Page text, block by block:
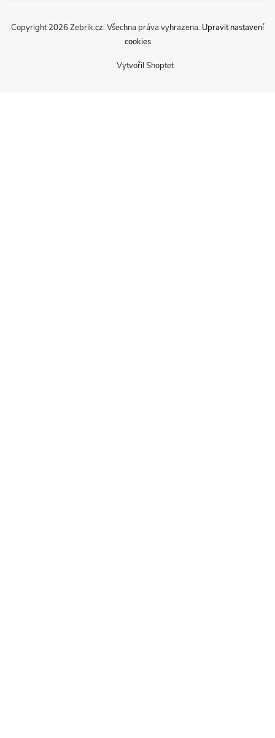
Vytvořil Shoptet
Copyright 2026 Zebrik.cz. Všechna práva vyhrazena. Upravit nastavení
cookies